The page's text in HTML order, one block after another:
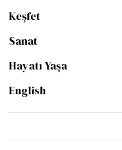
Keşfet
Sanat
Hayatı Yaşa
English